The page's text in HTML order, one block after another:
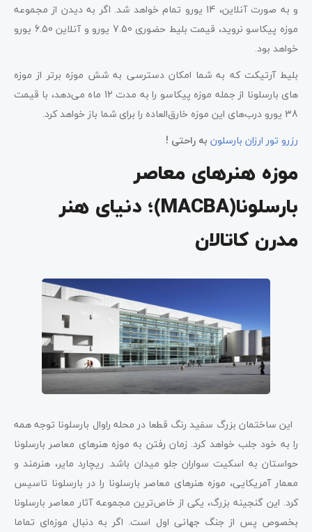
و به صورت آنلاین، 14 یورو تمام خواهد شد. اگر به دیدن از مجموعه
موزه پیکاسو نروید، قیمت بلیط حضوری 7.50 یورو و آنلاین 6.50 یورو
خواهد بود.
بلیط آرتیکت که به شما امکان دسترسی به شش موزه برتر از موزه
های بارسلونا از جمله موزه پیکاسو را به مدت 12 ماه می‌دهد، با قیمت
38 یورو درب‌های این موزه خارق‌العاده را برای شما باز خواهد کرد.
رزرو تور ارزان بارسلون به راحتی !
موزه هنرهای معاصر
بارسلونا(MACBA)؛ دنیای هنر
مدرن کاتالان
این ساختمان بزرگ سفید رنگ قطعا در محله راوال بارسلونا توجه همه
را به خود جلب خواهد کرد. زمان رفتن به موزه هنرهای معاصر بارسلونا
حواستان به اسکیت سواران جلو میدان باشد. ریچارد مایر، هنرمند و
معمار آمریکایی، موزه هنرهای معاصر بارسلونا را در بارسلونا تاسیس
کرد. این گنجینه بزرگ، یکی از خاص‌ترین مجموعه‌ آثار معاصر بارسلونا
بخصوص پس از جنگ جهانی اول است. اگر به دنبال موزه‌ای تماما